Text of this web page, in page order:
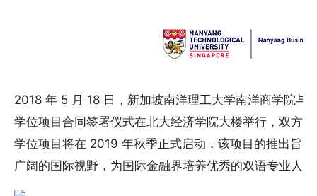
2018 年 5 月 18 日，新加坡南洋理工大学南洋商学院与
学位项目合同签署仪式在北大经济学院大楼举行，双方
学位项目将在 2019 年秋季正式启动，该项目的推出旨
广阔的国际视野，为国际金融界培养优秀的双语专业人